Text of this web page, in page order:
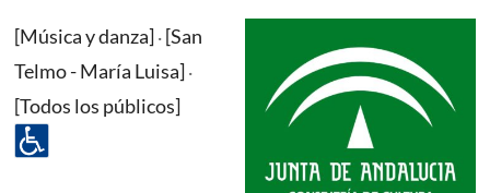
[Música y danza] · [San
Telmo - María Luisa] ·
[Todos los públicos]